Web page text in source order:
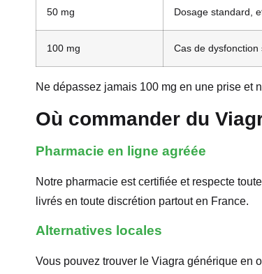
50 mg Dosage standard,
100 mg Cas de
Ne dépassez jamais 100 mg en une prise et
Où commander du
Pharmacie en ligne agréée
Notre pharmacie est certifiée et respecte
livrés en toute discrétion partout en France.
Alternatives locales
Vous pouvez trouver le Viagra générique en